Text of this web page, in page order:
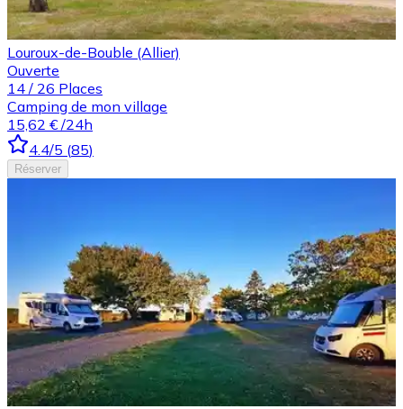
Louroux-de-Bouble (Allier)
Ouverte
14 / 26 Places
Camping de mon village
15,62 € /24h
4.4/5 (85)
Réserver